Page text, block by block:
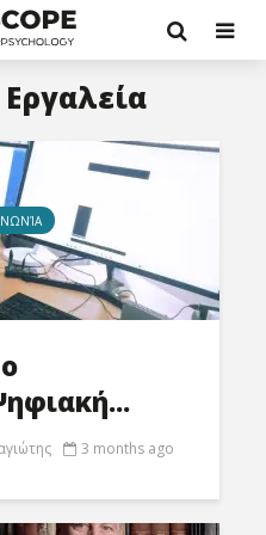
3 months ago